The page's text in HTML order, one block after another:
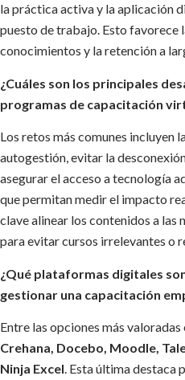
la práctica activa y la aplicación
puesto de trabajo. Esto favorece
conocimientos y la retención a
¿Cuáles son los principales
programas de capacitación
Los retos más comunes incluyen
autogestión, evitar la
asegurar el acceso a tecnología
que permitan medir el impacto
clave alinear los contenidos a las
para evitar cursos irrelevantes o
¿Qué plataformas digitales
gestionar una capacitación
Entre las opciones más
Crehana, Docebo, Moodle,
Ninja Excel. Esta última destaca